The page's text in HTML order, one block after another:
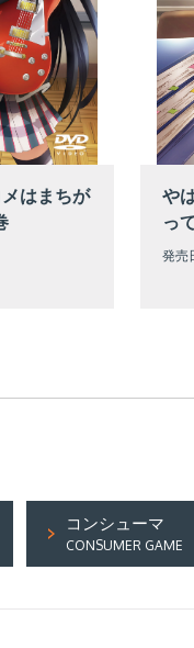
はまちが
や
っ
発売
コンシューマ
CONSUMER GAME